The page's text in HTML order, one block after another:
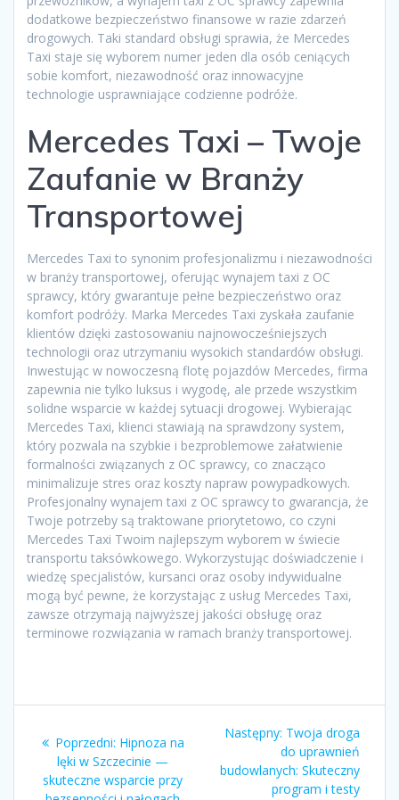
dodatkowe bezpieczeństwo finansowe w razie zdarzeń
drogowych. Taki standard obsługi sprawia, że Mercedes
Taxi staje się wyborem numer jeden dla osób ceniących
sobie komfort, niezawodność oraz innowacyjne
technologie usprawniające codzienne podróże.
Mercedes Taxi – Twoje
Zaufanie w Branży
Transportowej
Mercedes Taxi to synonim profesjonalizmu i niezawodności
w branży transportowej, oferując wynajem taxi z OC
sprawcy, który gwarantuje pełne bezpieczeństwo oraz
komfort podróży. Marka Mercedes Taxi zyskała zaufanie
klientów dzięki zastosowaniu najnowocześniejszych
technologii oraz utrzymaniu wysokich standardów obsługi.
Inwestując w nowoczesną flotę pojazdów Mercedes, firma
zapewnia nie tylko luksus i wygodę, ale przede wszystkim
solidne wsparcie w każdej sytuacji drogowej. Wybierając
Mercedes Taxi, klienci stawiają na sprawdzony system,
który pozwala na szybkie i bezproblemowe załatwienie
formalności związanych z OC sprawcy, co znacząco
minimalizuje stres oraz koszty napraw powypadkowych.
Profesjonalny wynajem taxi z OC sprawcy to gwarancja, że
Twoje potrzeby są traktowane priorytetowo, co czyni
Mercedes Taxi Twoim najlepszym wyborem w świecie
transportu taksówkowego. Wykorzystując doświadczenie i
wiedzę specjalistów, kursanci oraz osoby indywidualne
mogą być pewne, że korzystając z usług Mercedes Taxi,
zawsze otrzymają najwyższej jakości obsługę oraz
terminowe rozwiązania w ramach branży transportowej.
wpisu
Poprzedni: Poprzedni
wpis:
Hipnoza na
lęki w Szczecinie —
skuteczne wsparcie przy
Następny: Następny
wpis:
Twoja droga
do uprawnień
budowlanych: Skuteczny
program i testy